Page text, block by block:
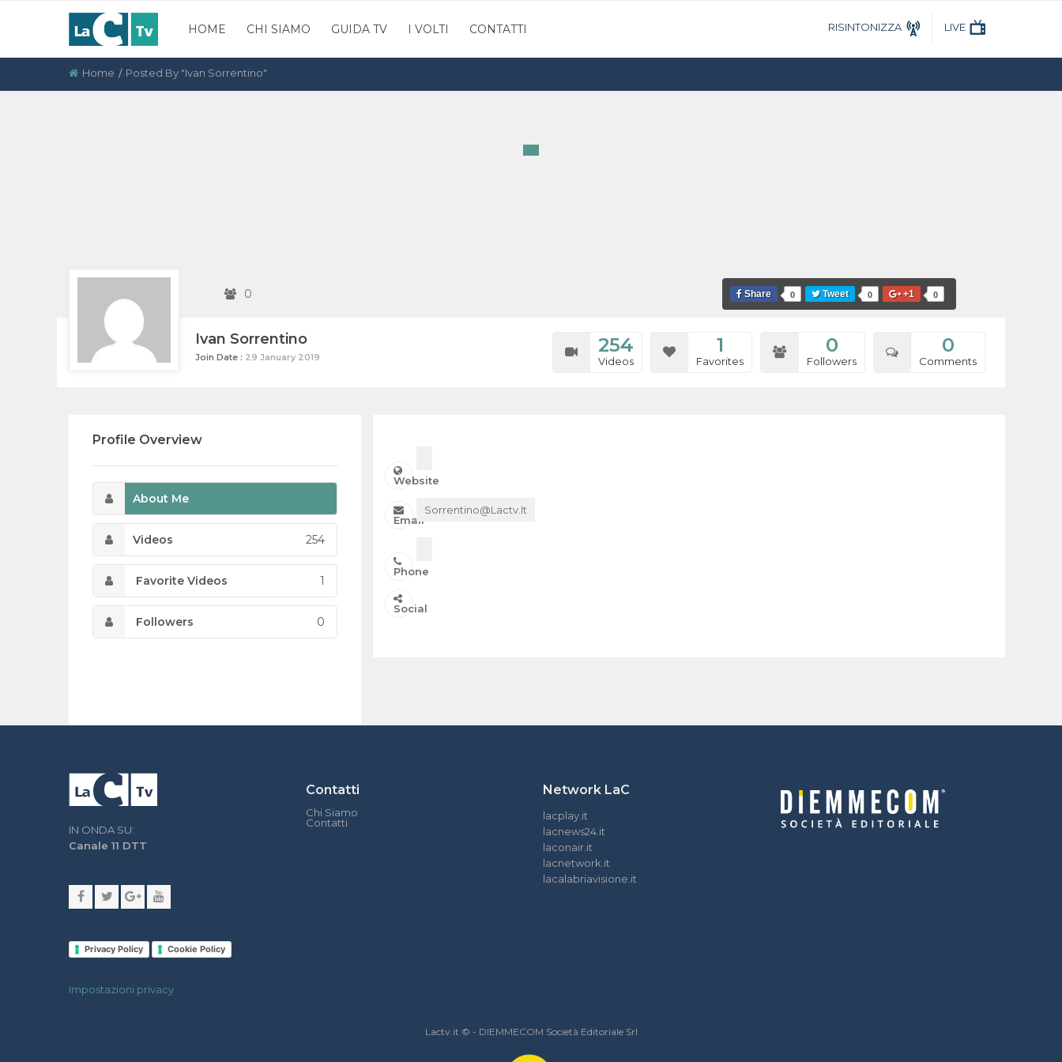
HOME CHI SIAMO GUIDA TV I VOLTI CONTATTI LIVE
RISINTONIZZA
Home Posted By "Ivan Sorrentino"
0 Share 0 Tweet 0 +1 0
Ivan Sorrentino
Join Date : 29 January 2019
254
Videos
1
Favorites
0
Followers
0
Comments
Profile Overview
About Me
Videos 254
Favorite Videos 1
Followers 0
Website
Email
Sorrentino@lactv.it
Phone
Social
IN ONDA SU:
Canale 11 DTT
Privacy Policy Cookie Policy
Contatti
Chi Siamo
Contatti
Network LaC
lacplay.it
lacnews24.it
laconair.it
lacnetwork.it
lacalabriavisione.it
Impostazioni privacy
Lactv.it © - DIEMMECOM Società Editoriale Srl